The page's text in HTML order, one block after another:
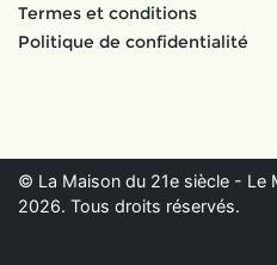
Termes et conditions
Politique de confidentialité
© La Maison du 21e siècle - Le
2026. Tous droits réservés.